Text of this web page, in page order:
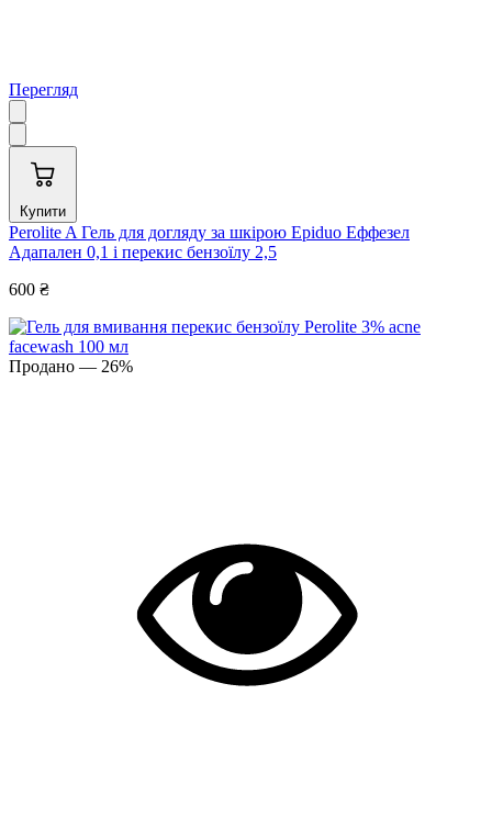
Перегляд
Купити
Perolite A Гель для догляду за шкірою Epiduo Еффезел
Адапален 0,1 і перекис бензоїлу 2,5
600 ₴
Продано — 26%